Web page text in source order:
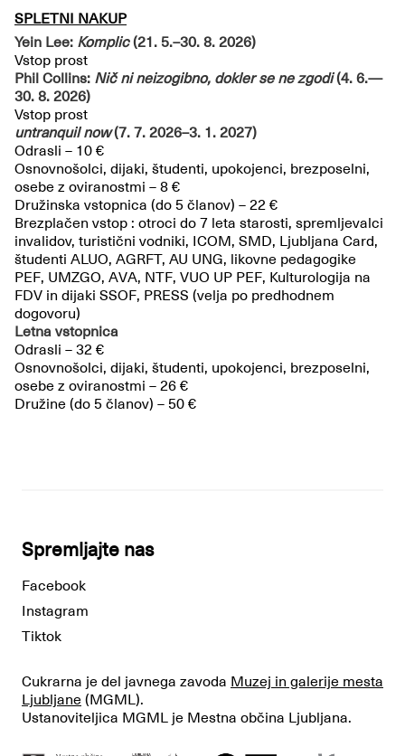
SPLETNI NAKUP
Yein Lee: Komplic(21. 5.–30. 8. 2026)
Vstop prost
Phil Collins: Nič ni neizogibno, dokler se ne zgodi(4. 6.—
30. 8. 2026)
Vstop prost
untranquil now(7. 7. 2026–3. 1. 2027)
Odrasli – 10 €
Osnovnošolci, dijaki, študenti, upokojenci, brezposelni,
osebe z oviranostmi – 8 €
Družinska vstopnica (do 5 članov) – 22 €
Brezplačen vstop : otroci do 7 leta starosti, spremljevalci
invalidov, turistični vodniki, ICOM, SMD, Ljubljana Card,
študenti ALUO, AGRFT, AU UNG, likovne pedagogike
PEF, UMZGO, AVA, NTF, VUO UP PEF, Kulturologija na
FDV in dijaki SSOF, PRESS (velja po predhodnem
dogovoru)
Letna vstopnica
Odrasli – 32 €
Osnovnošolci, dijaki, študenti, upokojenci, brezposelni,
osebe z oviranostmi – 26 €
Družine (do 5 članov) – 50 €
Spremljajte nas
Facebook
Instagram
Tiktok
Cukrarna je del javnega zavoda Muzej in galerije mesta
Ljubljane (MGML).
Ustanoviteljica MGML je Mestna občina Ljubljana.